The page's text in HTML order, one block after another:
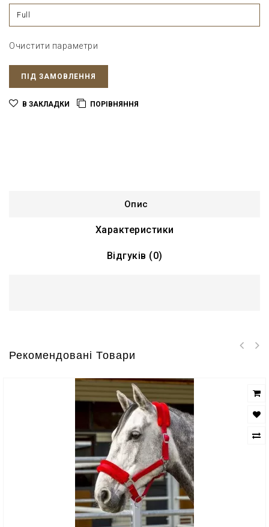
Full
Очистити параметри
ПІД ЗАМОВЛЕННЯ
В ЗАКЛАДКИ ПОРІВНЯННЯ
Опис
Характеристики
Відгуків (0)
Рекомендовані Товари